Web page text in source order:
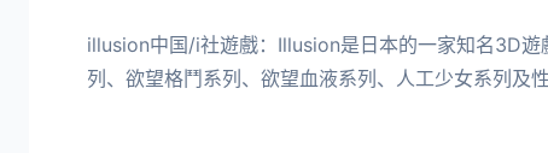
illusion中国/i社遊戲：Illusion是日本的一家知名3D遊
列、欲望格鬥系列、欲望血液系列、人工少女系列及